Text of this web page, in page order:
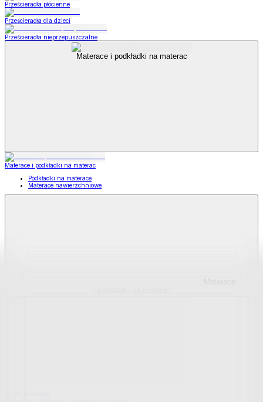
Prześcieradła płócienne
Prześcieradła dla dzieci
Prześcieradła nieprzepuszczalne
Materace i podkładki na materac
Materace i podkładki na materac
Podkładki na materace
Materace nawierzchniowe